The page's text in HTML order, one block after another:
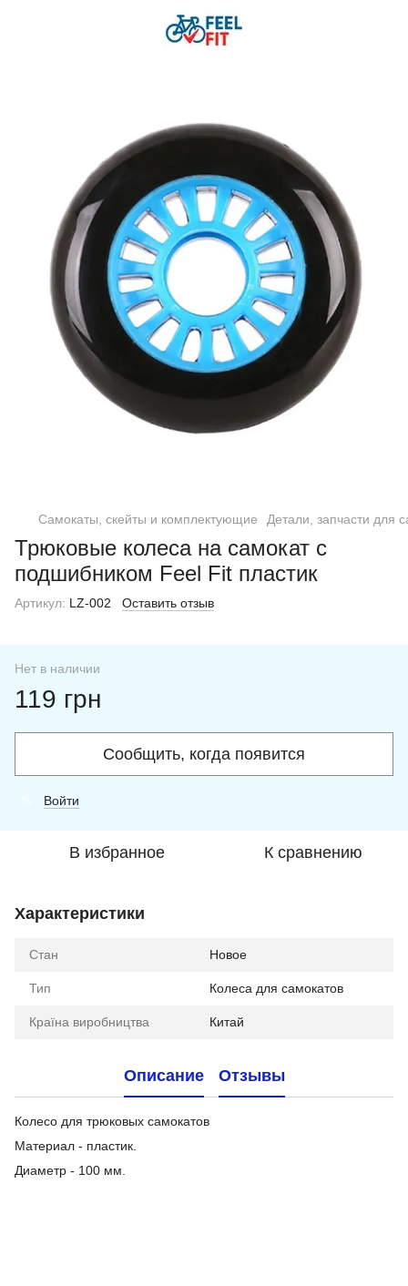
Самокаты, скейты и комплектующие Детали, запчасти для
Трюковые колеса на самокат с
подшибником Feel Fit пластик
Артикул: LZ-002 Оставить отзыв
Нет в наличии
119 грн
Сообщить, когда появится
Войти
В избранное К сравнению
Характеристики
Стан Новое
Тип Колеса для самокатов
Країна виробництва Китай
Описание Отзывы
Колесо для трюковых самокатов
Материал - пластик.
Диаметр - 100 мм.